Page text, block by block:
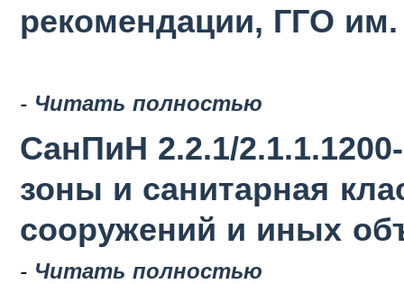
рекомендации, ГГО
- Читать полностью
СанПиН 2.2.1/
зоны и санитарная
сооружений и иных
- Читать полностью